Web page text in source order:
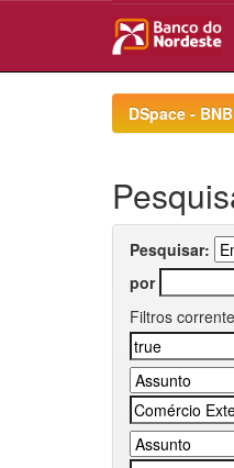
DSpace -
Pesquisar:
por
Filtros